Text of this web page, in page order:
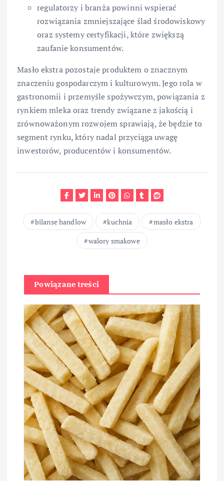
regulatorzy i branża powinni wspierać
rozwiązania zmniejszające ślad środowiskowy
oraz systemy certyfikacji, które zwiększą
zaufanie konsumentów.
Masło ekstra pozostaje produktem o znacznym
znaczeniu gospodarczym i kulturowym. Jego rola w
gastronomii i przemyśle spożywczym, powiązania z
rynkiem mleka oraz trendy związane z jakością i
zrównoważonym rozwojem sprawiają, że będzie to
segment rynku, który nadal przyciąga uwagę
inwestorów, producentów i konsumentów.
bilanse handlow kuchnia
masło ekstra
walory smakowe
Powiązane treści